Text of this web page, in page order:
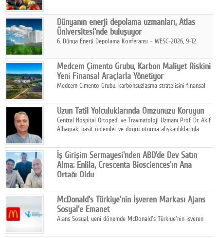
pratik, güvenilir ve lezzetli bir alternatif sunuyor.
Dünyanın enerji depolama uzmanları, Atlas
Üniversitesi'nde buluşuyor
6. Dünya Enerji Depolama Konferansı – WESC-2026, 9-12
sahipliğinde gerçekleştirilecek.
Medcem Çimento Grubu, Karbon Maliyet Riskini
Yeni Finansal Araçlarla Yönetiyor
Medcem Çimento Grubu, karbonsuzlaşma stratejisini finansal
Uzun Tatil Yolculuklarında Omzunuzu Koruyun
Central Hospital Ortopedi ve Travmatoloji Uzmanı Prof. Dr. Akif
Albayrak, basit önlemler ve doğru oturma alışkanlıklarıyla
İş Girişim Sermayesi'nden ABD'de Dev Satın
Alma: Enlila, Crescenta Biosciences'ın Ana
Ortağı Oldu
stratejisini uluslararası ölçeğe taşıyan satın alma hamlesini
tamamladı.
McDonald's Türkiye'nin İşveren Markası Ajans
Sosyal'e Emanet
Ajans Sosyal, yeni dönemde McDonald's Türkiye'nin işveren